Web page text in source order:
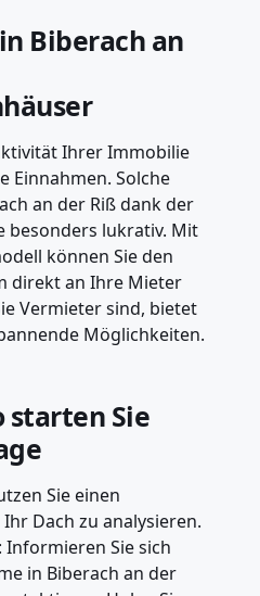
Biberach an
Ihrer Immobilie
Einnahmen. Solche
an der Riß dank der
besonders lukrativ. Mit
können Sie den
direkt an Ihre Mieter
Vermieter sind, bietet
Möglichkeiten.
starten Sie
Sie einen
Dach zu analysieren.
Sie sich
in Biberach an der